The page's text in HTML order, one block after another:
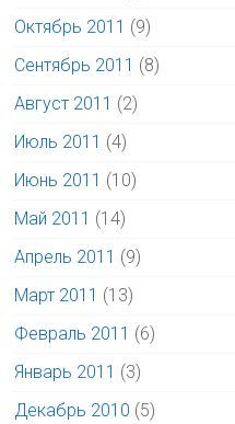
Октябрь 2011 (9)
Сентябрь 2011 (8)
Август 2011 (2)
Июль 2011 (4)
Июнь 2011 (10)
Май 2011 (14)
Апрель 2011 (9)
Март 2011 (13)
Февраль 2011 (6)
Январь 2011 (3)
Декабрь 2010 (5)